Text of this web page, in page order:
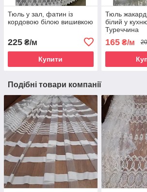
Тюль у зал, фатин із
кордовою білою вишивкою
225 ₴/м
Купити
Тюль
білий у
Туреччина
165₴/м
Подібні товари компанії